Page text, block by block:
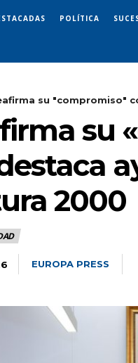
POLÍTICA
su "compromiso"
su
2000
EUROPA PRESS